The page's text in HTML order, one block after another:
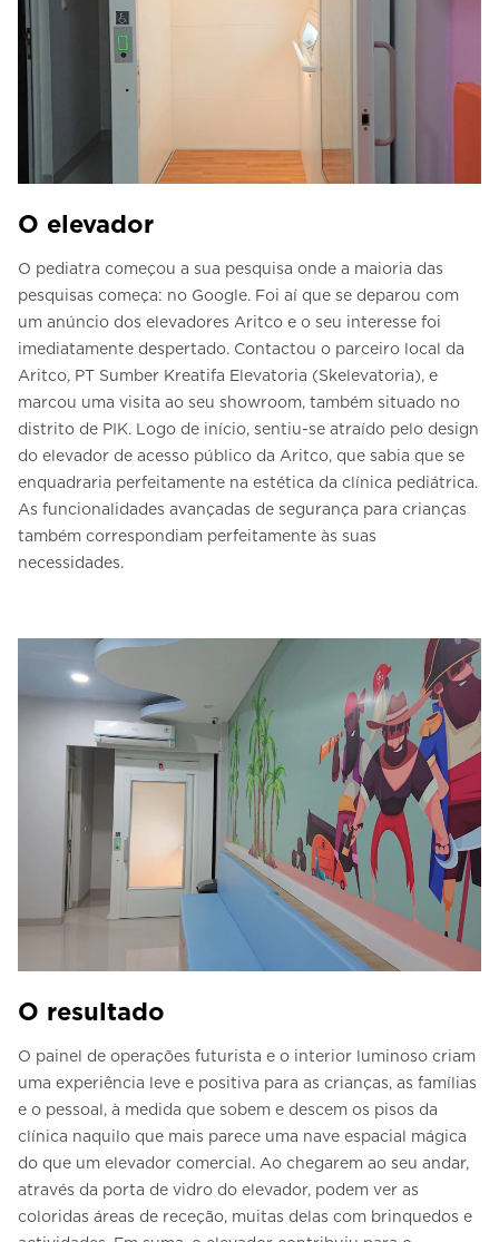
O elevador
O pediatra começou a sua pesquisa onde a maioria das
pesquisas começa: no Google. Foi aí que se deparou com
um anúncio dos elevadores Aritco e o seu interesse foi
imediatamente despertado. Contactou o parceiro local da
Aritco, PT Sumber Kreatifa Elevatoria (Skelevatoria), e
marcou uma visita ao seu showroom, também situado no
distrito de PIK. Logo de início, sentiu-se atraído pelo design
do elevador de acesso público da Aritco, que sabia que se
enquadraria perfeitamente na estética da clínica pediátrica.
As funcionalidades avançadas de segurança para crianças
também correspondiam perfeitamente às suas
necessidades.
O resultado
O painel de operações futurista e o interior luminoso criam
uma experiência leve e positiva para as crianças, as famílias
e o pessoal, à medida que sobem e descem os pisos da
clínica naquilo que mais parece uma nave espacial mágica
do que um elevador comercial. Ao chegarem ao seu andar,
através da porta de vidro do elevador, podem ver as
coloridas áreas de receção, muitas delas com brinquedos e